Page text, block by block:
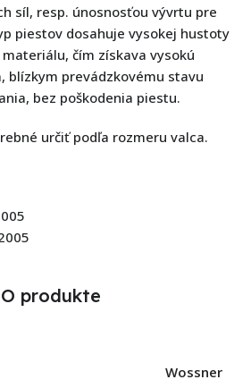
síl, resp. únosnosťou vývrtu pre
piestov dosahuje vysokej hustoty
čím získava vysokú
blízkym prevádzkovému stavu
bez poškodenia piestu.
určiť podľa rozmeru valca.
O produkte
Wossner